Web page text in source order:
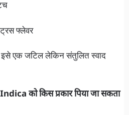
फ्लेवर
इसे एक जटिल लेकिन संतुलित स्वाद
को किस प्रकार पिया जा सकता